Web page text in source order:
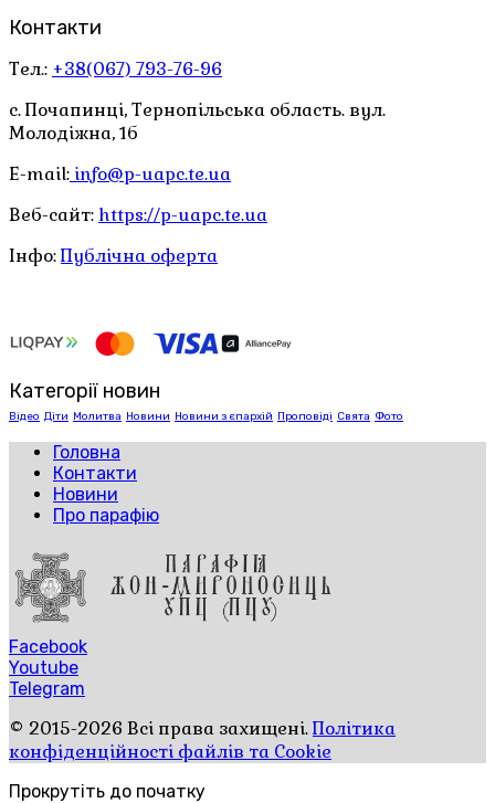
Контакти
Тел.: +38(067) 793-76-96
с. Почапинці, Тернопільська область. вул.
Молодіжна, 1б
E-mail: info@p-uapc.te.ua
Веб-сайт: https://p-uapc.te.ua
Інфо:Публічна оферта
Категорії новин
Відео Діти Молитва Новини Новини з єпархій Проповіді Свята Фото
Головна
Контакти
Новини
Про парафію
Facebook
Youtube
Telegram
© 2015-2026 Всі права захищені.Політика
конфіденційності файлів та Cookie
Прокрутіть до початку